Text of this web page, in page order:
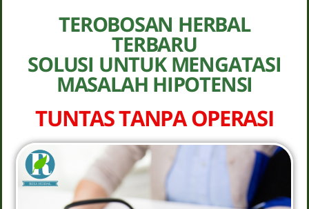
TEROBOSAN HERBAL
TERBARU
SOLUSI UNTUK MENGATASI
MASALAH HIPOTENSI
TUNTAS TANPA OPERASI